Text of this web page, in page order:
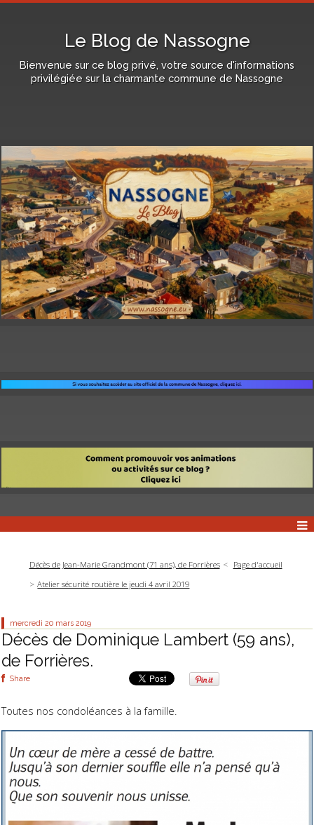
Le Blog de Nassogne
Bienvenue sur ce blog privé, votre source d'informations
privilégiée sur la charmante commune de Nassogne
Décès de Jean-Marie Grandmont (71 ans), de Forrières
Page d'accueil
Atelier sécurité routière le jeudi 4 avril 2019
mercredi 20 mars 2019
Décès de Dominique Lambert (59 ans),
de Forrières.
Share
Toutes nos condoléances à la famille.